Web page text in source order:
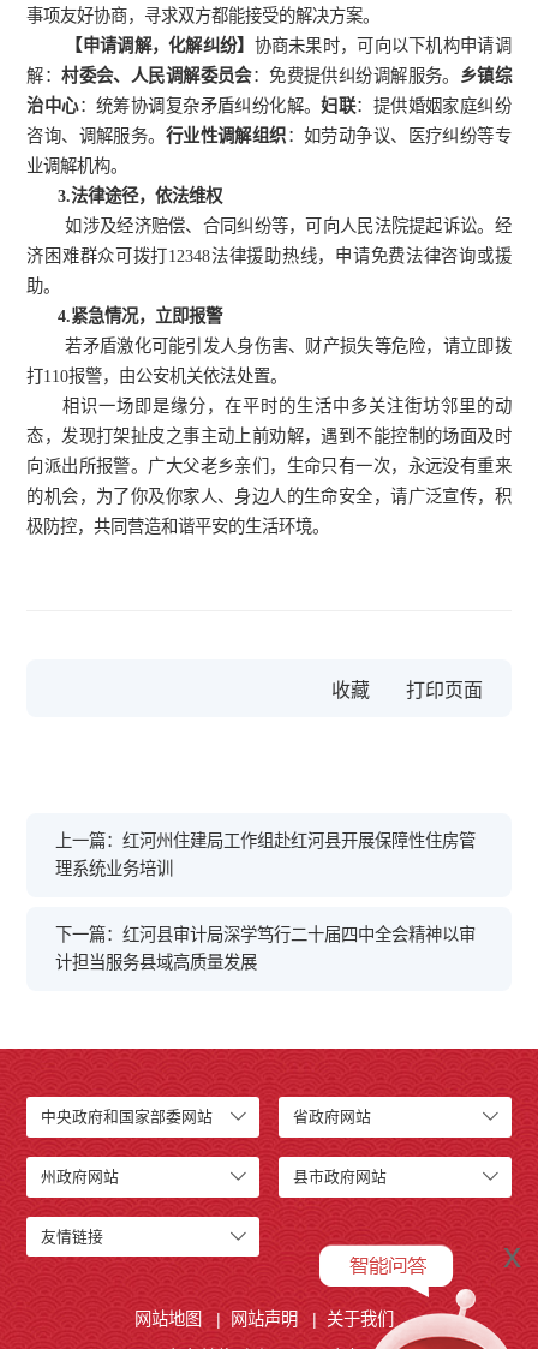
事项友好协商，寻求双方都能接受的解决方案。
【申请调解，化解纠纷】 协商未果时，可向以下机构申请调
解：村委会、人民调解委员会：免费提供纠纷调解服务。 乡镇综
治中心：统筹协调复杂矛盾纠纷化解。妇联：提供婚姻家庭纠纷
咨询、调解服务。 行业性调解组织：如劳动争议、医疗纠纷等专
业调解机构。
3.法律途径，依法维权
如涉及经济赔偿、合同纠纷等，可向人民法院提起诉讼。经
济困难群众可拨打12348法律援助热线，申请免费法律咨询或援
助。
4.紧急情况，立即报警
若矛盾激化可能引发人身伤害、财产损失等危险，请立即拨
打110报警，由公安机关依法处置。
相识一场即是缘分，在平时的生活中多关注街坊邻里的动
态，发现打架扯皮之事主动上前劝解，遇到不能控制的场面及时
向派出所报警。广大父老乡亲们，生命只有一次，永远没有重来
的机会，为了你及你家人、身边人的生命安全，请广泛宣传，积
极防控，共同营造和谐平安的生活环境。
收藏
上一篇：红河州住建局工作组赴红河县开展保障性住房管
理系统业务培训
下一篇：红河县审计局深学笃行二十届四中全会精神以审
计担当服务县域高质量发展
中央政府和国家部委网站 省政府网站
州政府网站 县市政府网站
友情链接 x
网站地图 | 网站声明 |
关于我们